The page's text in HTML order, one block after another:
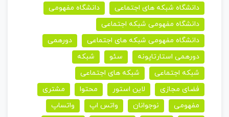
دانشگاه شبکه های اجتماعی
دانشگاه مفهومی
دانشگاه مفهومی شبکه اجتماعی
دانشگاه مفهومی شبکه های اجتماعی
دورهمی
دورهمی استارتاپونه
سئو
شبکه
شبکه اجتماعی
شبکه های اجتماعی
فضای مجازی
لاین استور محتوا
مشتری
مفهومی
نوجوانان واتس اپ
واتساپ